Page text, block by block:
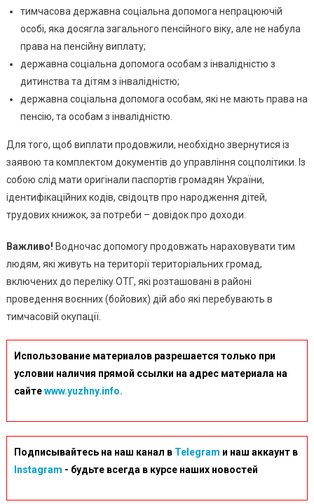
тимчасова державна соціальна допомога непрацюючій
особі, яка досягла загального пенсійного віку, але не набула
права на пенсійну виплату;
державна соціальна допомога особам з інвалідністю з
дитинства та дітям з інвалідністю;
державна соціальна допомога особам, які не мають права на
пенсію, та особам з інвалідністю.
Для того, щоб виплати продовжили, необхідно звернутися із
заявою та комплектом документів до управління соцполітики. Із
собою слід мати оригінали паспортів громадян України,
ідентифікаційних кодів, свідоцтв про народження дітей,
трудових книжок, за потреби – довідок про доходи.
Важливо! Водночас допомогу продовжать нараховувати тим
людям, які живуть на території територіальних громад,
включених до переліку ОТГ, які розташовані в районі
проведення воєнних (бойових) дій або які перебувають в
тимчасовій окупації.
Использование материалов разрешается только при
условии наличия прямой ссылки на адрес материала на
сайтеwww.yuzhny.info.
Подписывайтесь на наш канал в Telegram и наш аккаунт в
Instagram - будьте всегда в курсе наших новостей